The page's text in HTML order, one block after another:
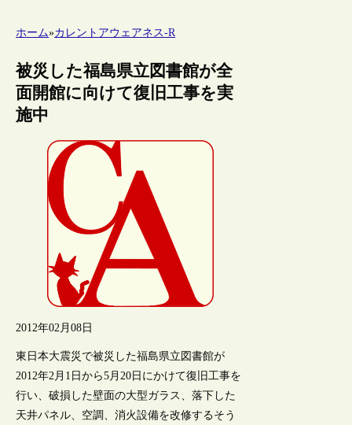
ホーム»カレントアウェアネス-R
被災した福島県立図書館が全
面開館に向けて復旧工事を実
施中
2012年02月08日
東日本大震災で被災した福島県立図書館が
2012年2月1日から5月20日にかけて復旧工事を
行い、破損した壁面の大型ガラス、落下した
天井パネル、空調、消火設備を改修するそう